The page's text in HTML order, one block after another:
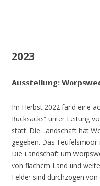
2023
Ausstellung:
Im Herbst 2022 fand eine
Rucksacks“ unter Leitung
statt. Die Landschaft hat
gegeben. Das Teufelsmoor
Die Landschaft um
von flachem Land und
Felder sind durchzogen